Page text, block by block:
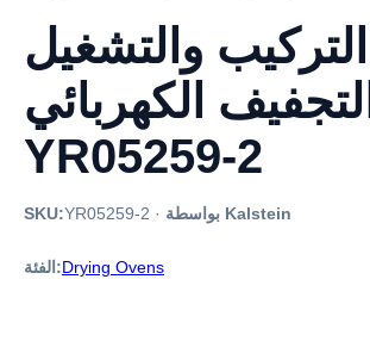
والتشغيل
الكهربائي
YR05259-2
SKU:YR05259-2 · بواسطة Kalstein
الفئة:Drying Ovens